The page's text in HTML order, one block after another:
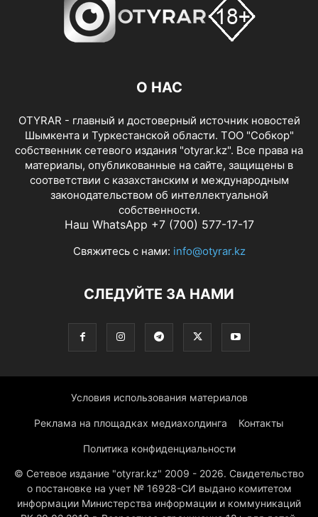
О НАС
OTYRAR - главный и достоверный источник новостей
Шымкента и Туркестанской области. ТОО "Собкор"
собственник сетевого издания "otyrar.kz". Все права на
материалы, опубликованные на сайте, защищены в
соответствии с казахстанским и международным
законодательством об интеллектуальной
собственности.
Наш WhatsApp +7 (700) 577-17-17
Свяжитесь с нами: info@otyrar.kz
СЛЕДУЙТЕ ЗА НАМИ
Условия использования материалов
Реклама на площадках медиахолдинга Контакты
Политика конфиденциальности
© Сетевое издание "otyrar.kz" 2009 - 2026. Свидетельство
о постановке на учет № 16928-СИ выдано комитетом
информации Министерства информации и коммуникаций